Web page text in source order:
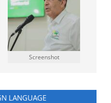
Screenshot
LANGUAGE